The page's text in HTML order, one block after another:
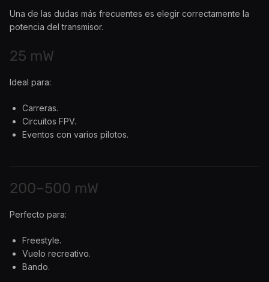
Una de las dudas más frecuentes es elegir correctamente la
potencia del transmisor.
25 mW
Ideal para:
Carreras.
Circuitos FPV.
Eventos con varios pilotos.
200–500 mW
Perfecto para:
Freestyle.
Vuelo recreativo.
Bando.